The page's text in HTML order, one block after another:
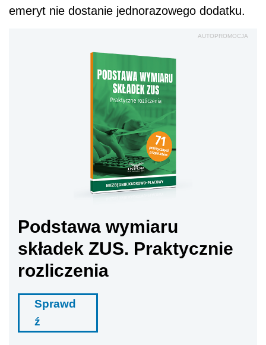
emeryt nie dostanie jednorazowego dodatku.
AUTOPROMOCJA
Podstawa wymiaru
składek ZUS. Praktycznie
rozliczenia
Sprawd
ź